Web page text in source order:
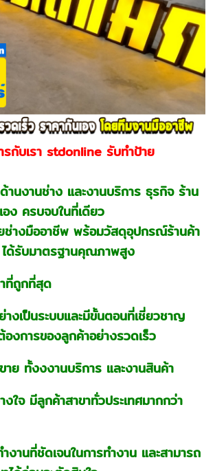
รกับเรา stdonline รับทำป้าย
านงานช่าง และงานบริการ ธุรกิจ ร้าน
ง ครบจบในที่เดียว
ช่างมืออาชีพ พร้อมวัสดุอุปกรณ์ร้านค้า
ด้รับมาตรฐานคุณภาพสูง
ที่ถูกที่สุด
งเป็นระบบและมีขั้นตอนที่เชี่ยวชาญ
องการของลูกค้าอย่างรวดเร็ว
าย ทั้งงงานบริการ และงานสินค้า
งใจ มีลูกค้าสาขาทั่วประเทศมากกว่า
ำงานที่ชัดเจนในการทำงาน และสามารถ